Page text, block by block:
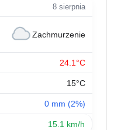
8 sierpnia
Zachmurzenie
24.1°C
15°C
0 mm (2%)
15.1 km/h